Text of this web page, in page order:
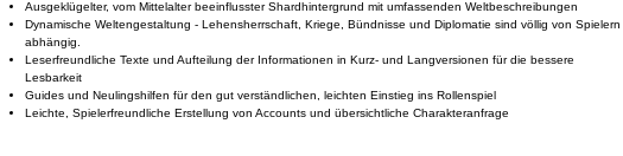
Ausgeklügelter, vom Mittelalter beeinflusster Shardhintergrund mit umfassenden Weltbeschreibungen
Dynamische Weltengestaltung - Lehensherrschaft, Kriege, Bündnisse und Diplomatie sind völlig von Spielern
abhängig.
Leserfreundliche Texte und Aufteilung der Informationen in Kurz- und Langversionen für die bessere
Lesbarkeit
Guides und Neulingshilfen für den gut verständlichen, leichten Einstieg ins Rollenspiel
Leichte, Spielerfreundliche Erstellung von Accounts und übersichtliche Charakteranfrage